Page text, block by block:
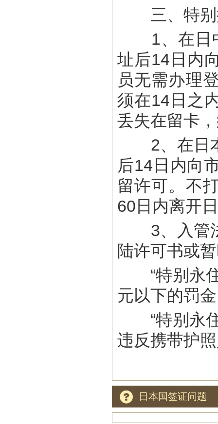
三、特别
1、在日中
址后14日内
员无需办理
须在14日之
丢失在留卡
2、在日本
后14日内向
留许可。不
60日内离开
3、入管法
陆许可书或
“特别永住
元以下的罚
“特别永住
违反携带护
日本国签证问题